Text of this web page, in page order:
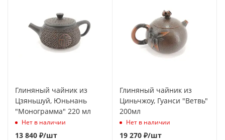
Глиняный чайник из
Цзяньшуй, Юньнань
"Монограмма" 220 мл
Нет в наличии
13 840 ₽/шт
Глиняный чайник из
Циньчжоу, Гуанси "Ветвь"
200мл
Нет в наличии
19 270 ₽/шт